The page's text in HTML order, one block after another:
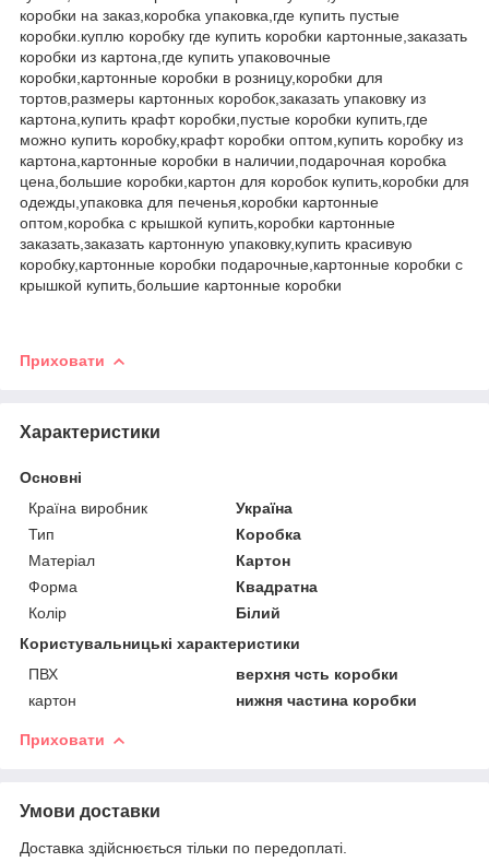
коробки на заказ,коробка упаковка,где купить пустые
коробки.куплю коробку где купить коробки картонные,заказать
коробки из картона,где купить упаковочные
коробки,картонные коробки в розницу,коробки для
тортов,размеры картонных коробок,заказать упаковку из
картона,купить крафт коробки,пустые коробки купить,где
можно купить коробку,крафт коробки оптом,купить коробку из
картона,картонные коробки в наличии,подарочная коробка
цена,большие коробки,картон для коробок купить,коробки для
одежды,упаковка для печенья,коробки картонные
оптом,коробка с крышкой купить,коробки картонные
заказать,заказать картонную упаковку,купить красивую
коробку,картонные коробки подарочные,картонные коробки с
крышкой купить,большие картонные коробки
Приховати
Характеристики
Основні
Країна виробник
Україна
Тип
Коробка
Матеріал
Картон
Форма
Квадратна
Колір
Білий
Користувальницькі характеристики
ПВХ
верхня чсть коробки
картон
нижня частина коробки
Приховати
Умови доставки
Доставка здійснюється тільки по передоплаті.